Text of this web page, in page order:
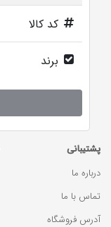
کد کالا
برند
پشتیبانی
درباره ما
تماس با ما
آدرس فروشگاه